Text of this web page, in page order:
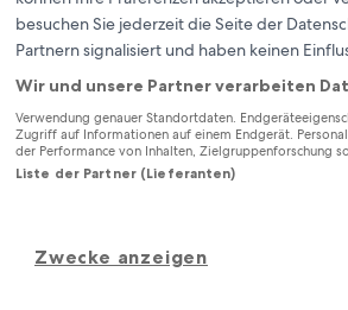
Verdiene
besuchen Sie jederzeit die Seite der
Partnern signalisiert und haben keinen
Wir und unsere Partner verarbeiten
Verwendung genauer Standortdaten.
Zugriff auf Informationen auf einem Endgerät.
der Performance von Inhalten, Zielgruppenforschung
Liste der Partner (Lieferanten)
Zwecke anzeigen